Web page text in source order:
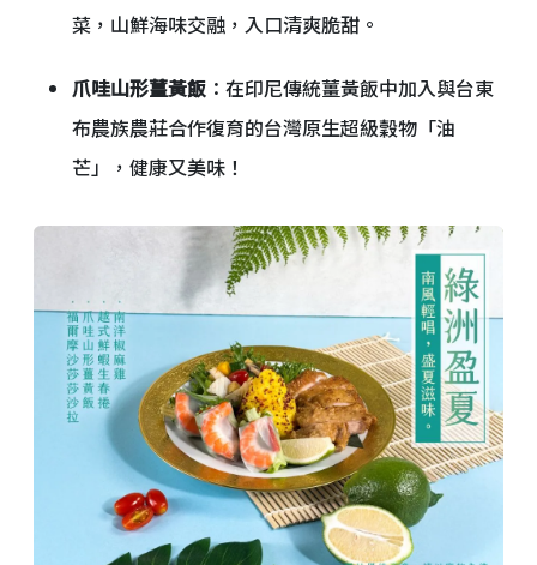
菜，山鮮海味交融，入口清爽脆甜。
爪哇山形薑黃飯 ：在印尼傳統薑黃飯中加入與台東
布農族農莊合作復育的台灣原生超級穀物「油
芒」，健康又美味！